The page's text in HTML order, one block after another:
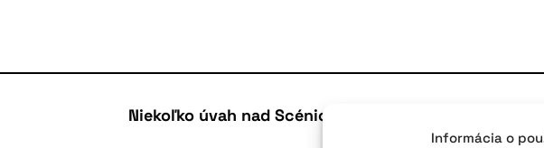
Informácia o
Niekoľko úvah nad Scénickou žatvou 2023